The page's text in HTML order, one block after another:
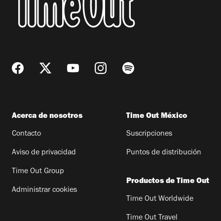
Acerca de nosotros
Contacto
Aviso de privacidad
Time Out Group
Administrar cookies
Time Out México
Suscripciones
Puntos de distribución
Productos de Time Out
Time Out Worldwide
Time Out Travel